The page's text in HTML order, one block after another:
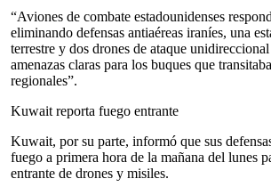
“Aviones de combate estadounidenses
eliminando defensas antiaéreas iraníes, una
terrestre y dos drones de ataque
amenazas claras para los buques que
regionales”.
Kuwait reporta fuego entrante
Kuwait, por su parte, informó que sus
fuego a primera hora de la mañana del lunes
entrante de drones y misiles.